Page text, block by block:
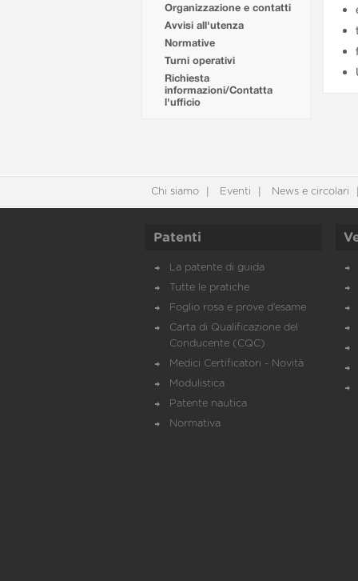
Organizzazione e contatti
Avvisi all'utenza
Normative
Turni operativi
Richiesta
informazioni/Contatta
l'ufficio
Chi siamo Eventi News e circolari
Patenti
La patente di guida
Tutte le pratiche
Foglio rosa e prove d’esame
Carta di Qualificazione del
Conducente (CQC)
Medici Certificatori - Novità
Modulistica
Patente nautica
Normativa